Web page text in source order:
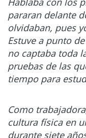
pararan delante
olvidaban, pues
Estuve a punto
no captaba toda
pruebas de las
tiempo para
Como
cultura física en
durante siete